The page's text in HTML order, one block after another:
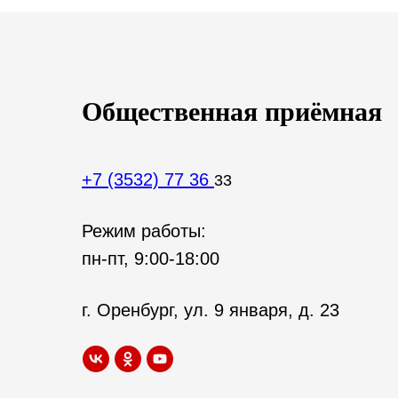
Общественная приёмная
+7 (3532) 77 36 33
Режим работы:
пн-пт, 9:00-18:00
г. Оренбург, ул. 9 января, д. 23